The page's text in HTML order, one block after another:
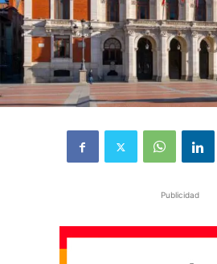
Publicidad